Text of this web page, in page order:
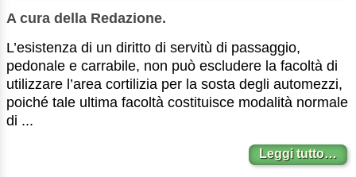
A cura della Redazione.
L’esistenza di un diritto di servitù di passaggio,
pedonale e carrabile, non può escludere la facoltà di
utilizzare l’area cortilizia per la sosta degli automezzi,
poiché tale ultima facoltà costituisce modalità normale
di ...
Leggi tutto…